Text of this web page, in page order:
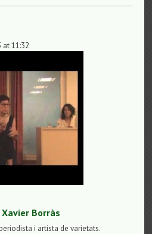
at 11:32
Xavier Borràs
i artista de varietats.